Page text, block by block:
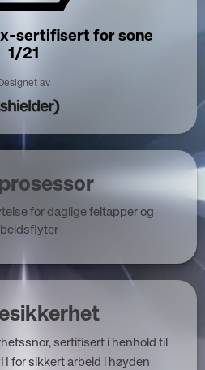
sertifisert for sone
1/21
av
for daglige feltapper og
sertifisert i henhold til
for sikkert arbeid i høyden